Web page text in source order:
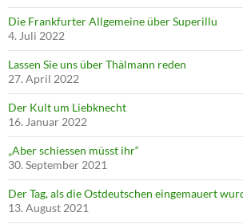
Die Frankfurter Allgemeine über Superillu
4. Juli 2022
Lassen Sie uns über Thälmann reden
27. April 2022
Der Kult um Liebknecht
16. Januar 2022
„Aber schiessen müsst ihr“
30. September 2021
Der Tag, als die Ostdeutschen eingemauert
13. August 2021